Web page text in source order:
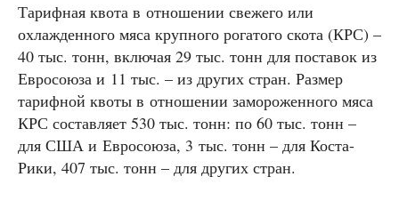
Тарифная квота в отношении свежего или
охлажденного мяса крупного рогатого скота (КРС) –
40 тыс. тонн, включая 29 тыс. тонн для поставок из
Евросоюза и 11 тыс. – из других стран. Размер
тарифной квоты в отношении замороженного мяса
КРС составляет 530 тыс. тонн: по 60 тыс. тонн –
для США и Евросоюза, 3 тыс. тонн – для Коста-
Рики, 407 тыс. тонн – для других стран.